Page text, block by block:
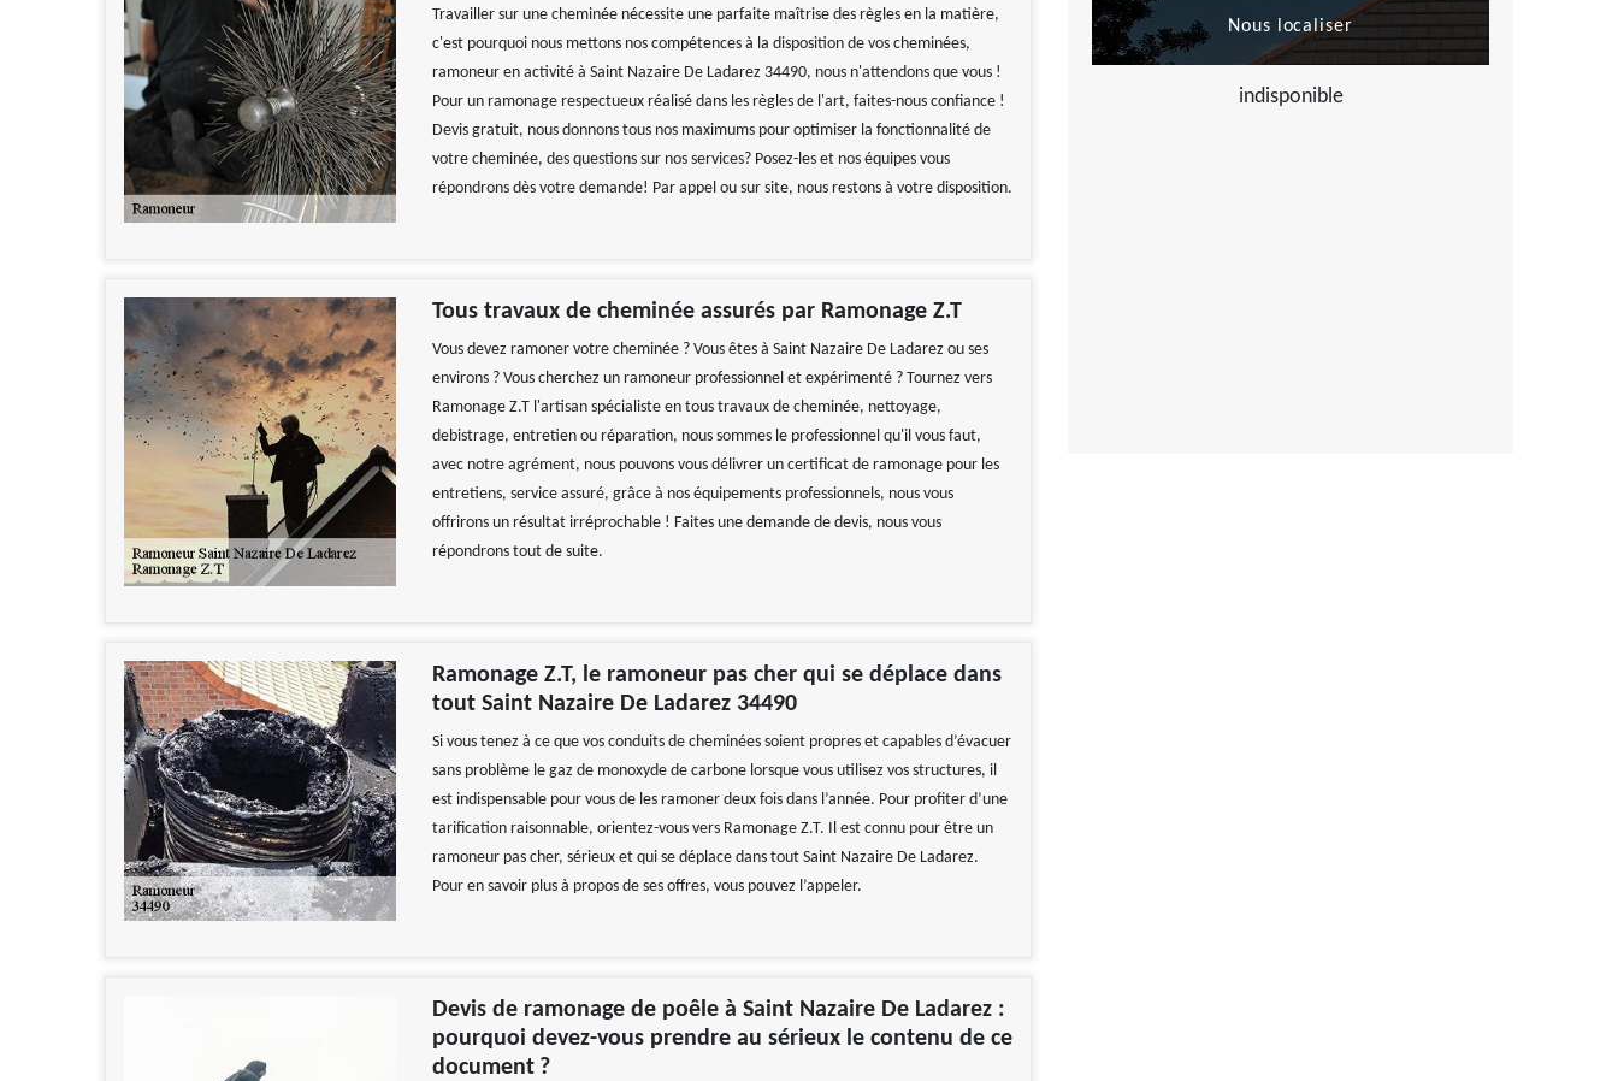
Travailler sur une cheminée nécessite une parfaite maîtrise des règles en la matière,
c'est pourquoi nous mettons nos compétences à la disposition de vos cheminées,
ramoneur en activité à Saint Nazaire De Ladarez 34490, nous n'attendons que vous !
Pour un ramonage respectueux réalisé dans les règles de l'art, faites-nous confiance !
Devis gratuit, nous donnons tous nos maximums pour optimiser la fonctionnalité de
votre cheminée, des questions sur nos services? Posez-les et nos équipes vous
répondrons dès votre demande! Par appel ou sur site, nous restons à votre disposition.
Tous travaux de cheminée assurés par Ramonage Z.T
Vous devez ramoner votre cheminée ? Vous êtes à Saint Nazaire De Ladarez ou ses
environs ? Vous cherchez un ramoneur professionnel et expérimenté ? Tournez vers
Ramonage Z.T l'artisan spécialiste en tous travaux de cheminée, nettoyage,
debistrage, entretien ou réparation, nous sommes le professionnel qu'il vous faut,
avec notre agrément, nous pouvons vous délivrer un certificat de ramonage pour les
entretiens, service assuré, grâce à nos équipements professionnels, nous vous
offrirons un résultat irréprochable ! Faites une demande de devis, nous vous
répondrons tout de suite.
Ramonage Z.T, le ramoneur pas cher qui se déplace dans
tout Saint Nazaire De Ladarez 34490
Si vous tenez à ce que vos conduits de cheminées soient propres et capables d’évacuer
sans problème le gaz de monoxyde de carbone lorsque vous utilisez vos structures, il
est indispensable pour vous de les ramoner deux fois dans l’année. Pour profiter d’une
tarification raisonnable, orientez-vous vers Ramonage Z.T. Il est connu pour être un
ramoneur pas cher, sérieux et qui se déplace dans tout Saint Nazaire De Ladarez.
Pour en savoir plus à propos de ses offres, vous pouvez l’appeler.
Devis de ramonage de poêle à Saint Nazaire De Ladarez :
pourquoi devez-vous prendre au sérieux le contenu de ce
document ?
Nous localiser
indisponible